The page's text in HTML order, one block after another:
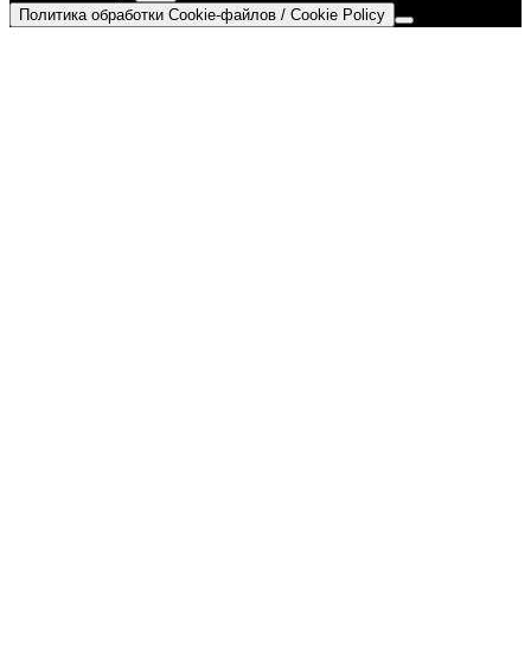
Политика обработки Cookie-файлов / Cookie Policy